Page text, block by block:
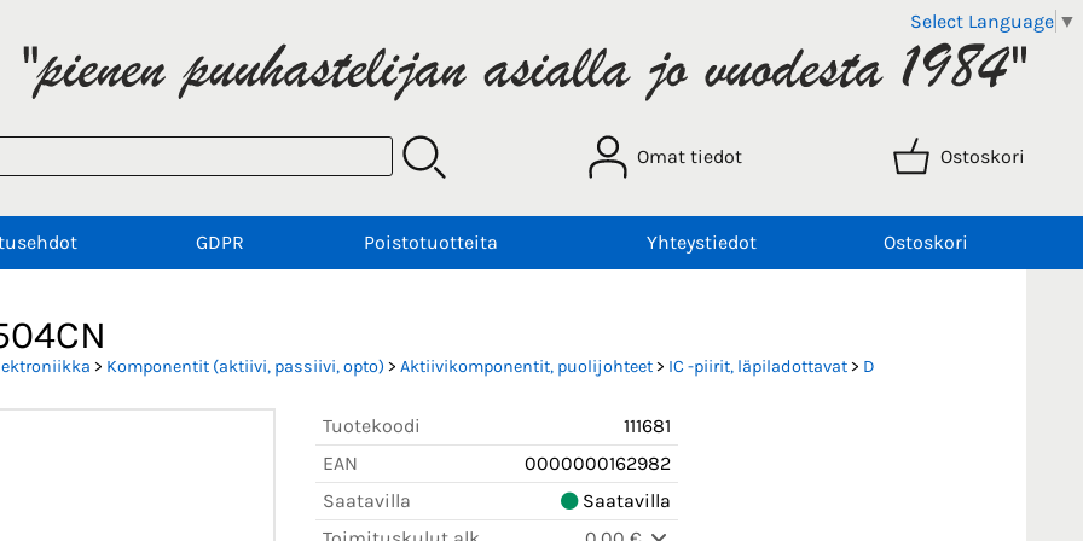
Select Language ▼
Omat tiedot Ostoskori
GDPR Poistotuotteita Yhteystiedot Ostoskori
> Komponentit (aktiivi, passiivi, opto) > Aktiivikomponentit, puolijohteet> IC -piirit, läpiladottavat> D
Tuotekoodi
111681
EAN
0000000162982
Saatavilla
Saatavilla